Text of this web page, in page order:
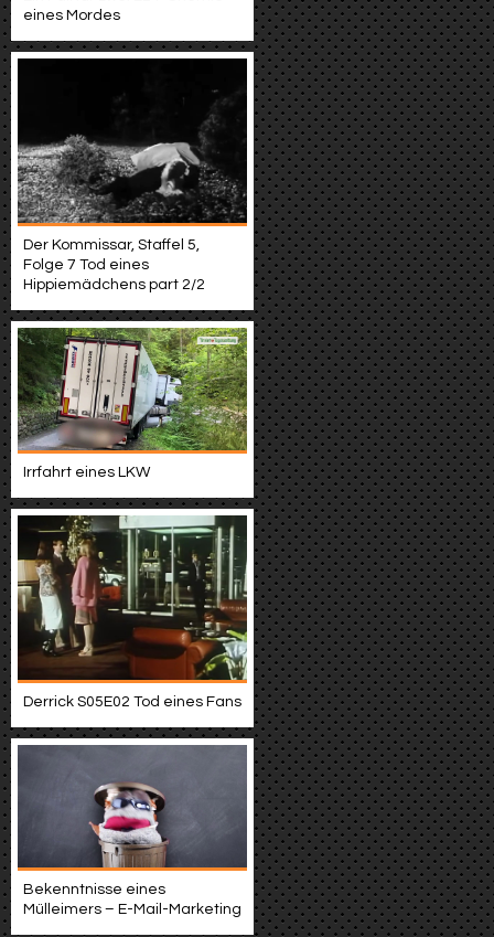
eines Mordes
Der Kommissar, Staffel 5,
Folge 7 Tod eines
Hippiemädchens part 2/2
Irrfahrt eines LKW
Derrick S05E02 Tod eines Fans
Bekenntnisse eines
Mülleimers – E-Mail-Marketing